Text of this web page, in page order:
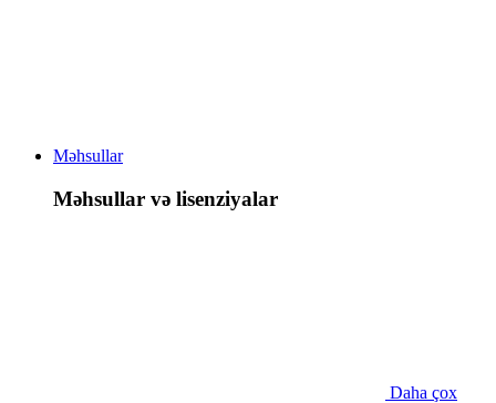
Məhsullar
Məhsullar və lisenziyalar
Daha çox